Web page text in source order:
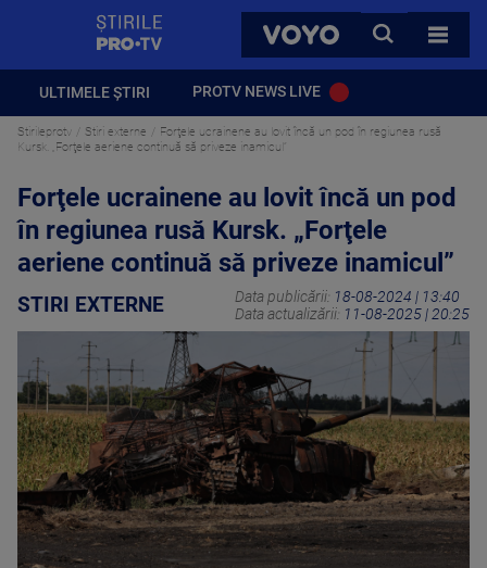
VOYO
CAUTA
TOATE
ULTIMELE ȘTIRI PROTV NEWS LIVE
Stirileprotv Stiri externe
Forţele ucrainene au lovit încă un pod în regiunea rusă
Kursk. „Forţele aeriene continuă să priveze inamicul”
Forţele ucrainene au lovit încă un pod
în regiunea rusă Kursk. „Forţele
aeriene continuă să priveze inamicul”
STIRI EXTERNE Data publicării: 18-08-2024 | 13:40
Data actualizării: 11-08-2025 | 20:25